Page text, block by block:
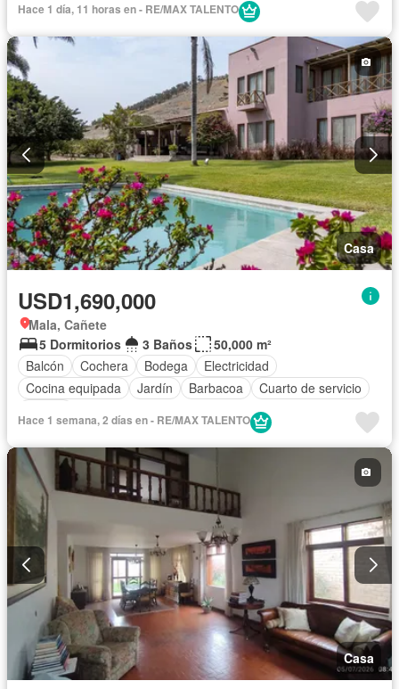
Hace 1 día, 11 horas en - RE/MAX TALENTO
Casa
USD1,690,000
Mala, Cañete
5 Dormitorios
3 Baños
50,000 m²
Balcón
Cochera Bodega
Electricidad
Cocina equipada
Jardín Barbacoa
Cuarto de servicio
Hace 1 semana, 2 días en - RE/MAX TALENTO
Casa